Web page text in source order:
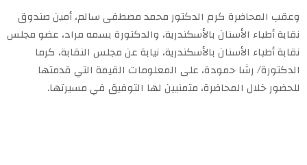
وعقب المحاضرة كرم الدكتور محمد مصطفى سالم، أمين صندوق
نقابة أطباء الأسنان بالأسكندرية، والدكتورة بسمه مراد، عضو مجلس
نقابة أطباء الأسنان بالأسكندرية، نيابة عن مجلس النقابة، كرما
الدكتورة/ رشا حمودة، على المعلومات القيمة التي قدمتها
للحضور خلال المحاضرة، متمنيين لها التوفيق في مسيرتها.